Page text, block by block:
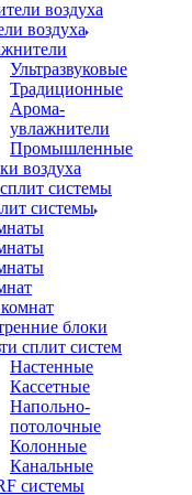
воздуха
Ультразвуковые
Традиционные
Арома-
увлажнители
Промышленные
воздуха
системы
блоки
сплит систем
Настенные
Кассетные
Напольно-
потолочные
Колонные
Канальные